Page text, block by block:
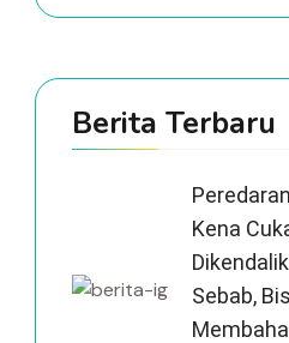
Berita Terbaru
Kena
Sebab,